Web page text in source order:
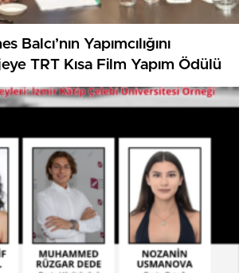
Balcı’nın Yapımcılığını
TRT Kısa Film Yapım Ödülü